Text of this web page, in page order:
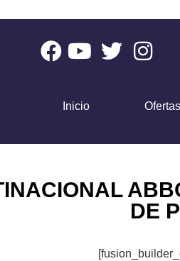
Inicio
DE